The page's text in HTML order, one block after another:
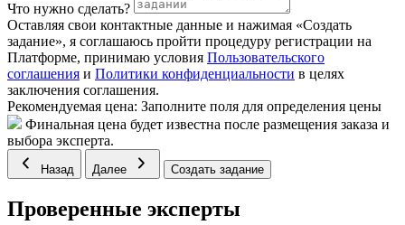
Что нужно сделать?
Оставляя свои контактные данные и нажимая «Создать
задание», я соглашаюсь пройти процедуру регистрации на
Платформе, принимаю условия Пользовательского
соглашения и Политики конфиденциальности в целях
заключения соглашения.
Рекомендуемая цена: Заполните поля для определения цены
Финальная цена будет известна после размещения заказа и
выбора эксперта.
Назад Далее Создать задание
Проверенные эксперты